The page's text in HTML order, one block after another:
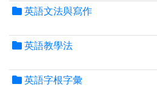
英語文法與寫作
英語教學法
英語字根字彙